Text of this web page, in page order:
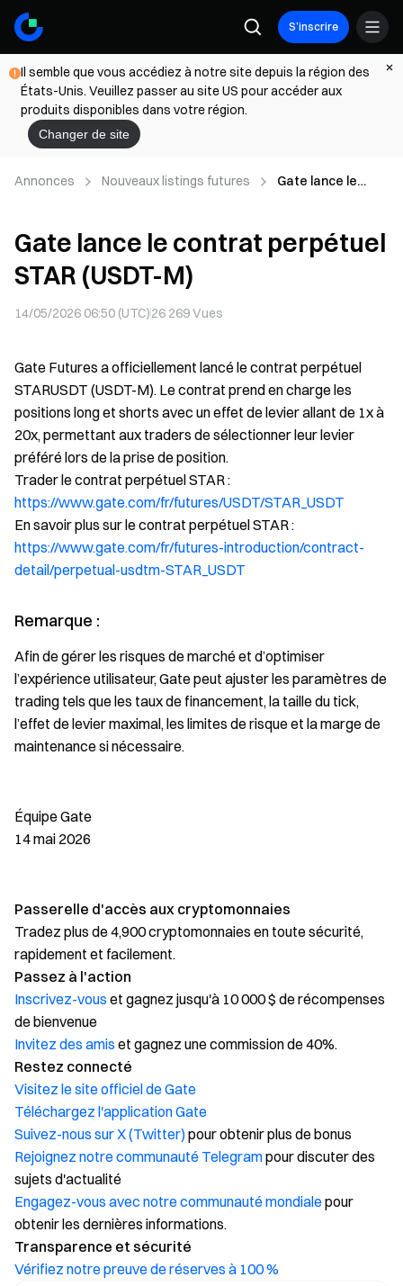
S’inscrire
Il semble que vous accédiez à notre site depuis la région des
États-Unis. Veuillez passer au site US pour accéder aux
produits disponibles dans votre région.
Changer de site
Annonces Nouveaux listings futures
Gate lance le
Gate lance le contrat perpétuel
STAR (USDT-M)
14/05/2026 06:50 (UTC)26 269Vues
Gate Futures a officiellement lancé le contrat perpétuel
STARUSDT (USDT-M). Le contrat prend en charge les
positions long et shorts avec un effet de levier allant de 1x à
20x, permettant aux traders de sélectionner leur levier
préféré lors de la prise de position.
Trader le contrat perpétuel STAR :
https://www.gate.com/fr/futures/USDT/STAR_USDT
En savoir plus sur le contrat perpétuel STAR :
https://www.gate.com/fr/futures-introduction/contract-
detail/perpetual-usdtm-STAR_USDT
Remarque :
Afin de gérer les risques de marché et d’optimiser
l’expérience utilisateur, Gate peut ajuster les paramètres de
trading tels que les taux de financement, la taille du tick,
l’effet de levier maximal, les limites de risque et la marge de
maintenance si nécessaire.
Équipe Gate
14 mai 2026
Passerelle d'accès aux cryptomonnaies
Tradez plus de 4,900 cryptomonnaies en toute sécurité,
rapidement et facilement.
Passez à l'action
Inscrivez-vous et gagnez jusqu'à 10 000 $ de récompenses
de bienvenue
Invitez des amis et gagnez une commission de 40%.
Restez connecté
Visitez le site officiel de Gate
Téléchargez l'application Gate
Suivez-nous sur X (Twitter)pour obtenir plus de bonus
Rejoignez notre communauté Telegrampour discuter des
sujets d'actualité
Engagez-vous avec notre communauté mondialepour
obtenir les dernières informations.
Transparence et sécurité
Vérifiez notre preuve de réserves à 100 %